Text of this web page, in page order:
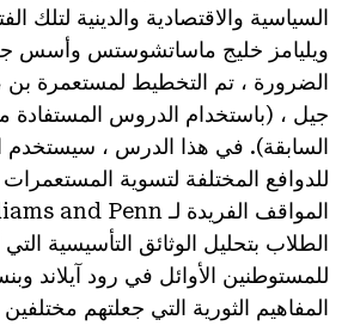
السياسية والاقتصادية والدينية لتلك
ويليامز خليج ماساتشوستس وأسس
الضرورة ، تم التخطيط لمستعمرة
جيل ، (باستخدام الدروس المستفادة
السابقة). في هذا الدرس ، سيستخدم
للدوافع المختلفة لتسوية
الطلاب بتحليل الوثائق التأسيسية
للمستوطنين الأوائل في رود آيلاند
المفاهيم الثورية التي جعلتهم